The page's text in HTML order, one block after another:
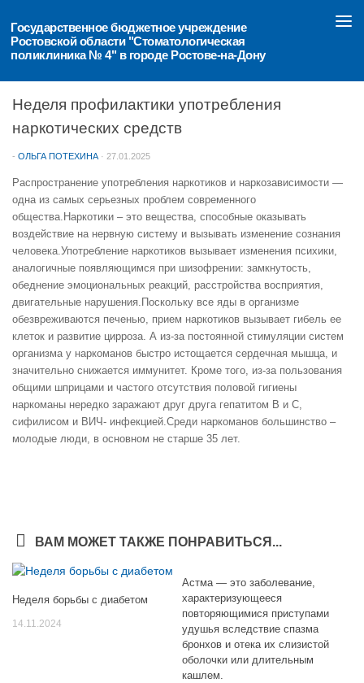
Перейти к содержимому
Государственное бюджетное учреждение
Ростовской области "Стоматологическая
поликлиника № 4" в городе Ростове-на-Дону
ОБЪЯВЛЕНИЯ
Неделя профилактики употребления
наркотических средств
- ОЛЬГА ПОТЕХИНА · 27.01.2025
Распространение употребления наркотиков и наркозависимости —
одна из самых серьезных проблем современного
общества.Наркотики – это вещества, способные оказывать
воздействие на нервную систему и вызывать изменение сознания
человека.Употребление наркотиков вызывает изменения психики,
аналогичные появляющимся при шизофрении: замкнутость,
обеднение эмоциональных реакций, расстройства восприятия,
двигательные нарушения.Поскольку все яды в организме
обезвреживаются печенью, прием наркотиков вызывает гибель ее
клеток и развитие цирроза. А из-за постоянной стимуляции систем
организма у наркоманов быстро истощается сердечная мышца, и
значительно снижается иммунитет. Кроме того, из-за пользования
общими шприцами и частого отсутствия половой гигиены
наркоманы нередко заражают друг друга гепатитом В и С,
сифилисом и ВИЧ- инфекцией.Среди наркоманов большинство –
молодые люди, в основном не старше 35 лет.
ВАМ МОЖЕТ ТАКЖЕ ПОНРАВИТЬСЯ...
Неделя борьбы с диабетом
14.11.2024
Астма — это заболевание,
характеризующееся
повторяющимися приступами
удушья вследствие спазма
бронхов и отека их слизистой
оболочки или длительным
кашлем.